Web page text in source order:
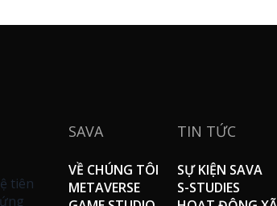
tiên
SAVA
VỀ CHÚNG TÔI
METAVERSE
TIN TỨC
SỰ KIỆN SAVA
S-STUDIES